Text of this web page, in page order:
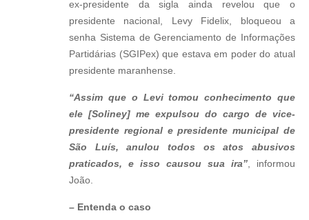
ex-presidente da sigla ainda revelou que o
presidente nacional, Levy Fidelix, bloqueou a
senha Sistema de Gerenciamento de Informações
Partidárias (SGIPex) que estava em poder do atual
presidente maranhense.
“Assim que o Levi tomou conhecimento que
ele [Soliney] me expulsou do cargo de vice-
presidente regional e presidente municipal de
São Luís, anulou todos os atos abusivos
praticados, e isso causou sua ira”, informou
João.
– Entenda o caso